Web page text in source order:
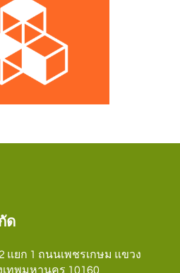
ด
แยก 1 ถนนเพชรเกษม แขวง
เทพมหานคร 10160